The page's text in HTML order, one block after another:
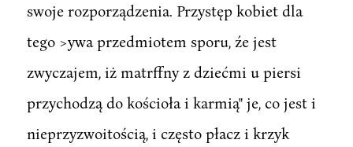
swoje rozporządzenia. Przystęp kobiet dla
tego >ywa przedmiotem sporu, źe jest
zwyczajem, iż matrffny z dziećmi u piersi
przychodzą do kościoła i karmią" je, co jest i
nieprzyzwoitością, i często płacz i krzyk